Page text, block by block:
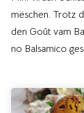
mëschen. Trotz
den Goût vam
no Balsamico